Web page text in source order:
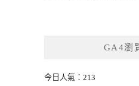
GA4瀏
今日人氣：213